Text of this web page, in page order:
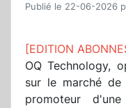
Publié le 22-06-2026
[EDITION
OQ Technology,
sur le marché de
promoteur